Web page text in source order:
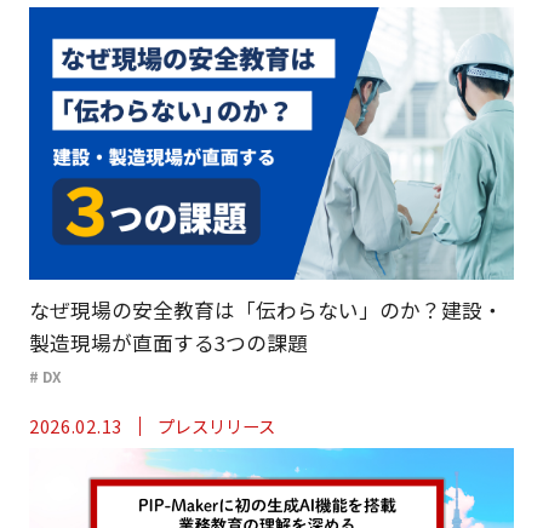
なぜ現場の安全教育は「伝わらない」のか？建設・
製造現場が直面する3つの課題
# DX
2026.02.13 プレスリリース